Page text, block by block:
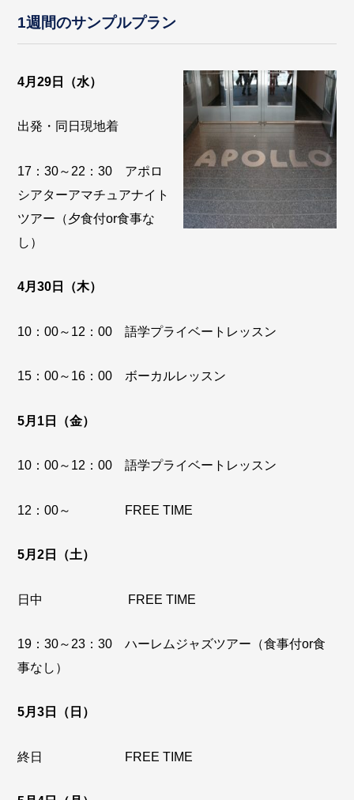
1週間のサンプルプラン
4月29日（水）
出発・同日現地着
17：30～22：30 アポロ
シアターアマチュアナイト
ツアー（夕食付or食事な
し）
4月30日（木）
10：00～12：00 語学プライベートレッスン
15：00～16：00 ボーカルレッスン
5月1日（金）
10：00～12：00 語学プライベートレッスン
12：00～ FREE TIME
5月2日（土）
日中 FREE TIME
19：30～23：30 ハーレムジャズツアー（食事付or食
事なし）
5月3日（日）
終日 FREE TIME